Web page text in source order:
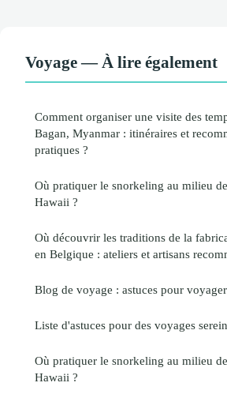
Voyage — À lire également
Comment organiser une visite des
Bagan, Myanmar : itinéraires et
pratiques ?
Où pratiquer le snorkeling au milieu
Hawaii ?
Où découvrir les traditions de la
en Belgique : ateliers et artisans
Blog de voyage : astuces pour
Liste d'astuces pour des voyages
Où pratiquer le snorkeling au milieu
Hawaii ?